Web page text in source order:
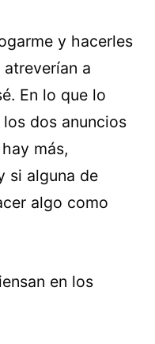
y hacerles
a
En lo que lo
dos anuncios
más,
si alguna de
algo como
en los